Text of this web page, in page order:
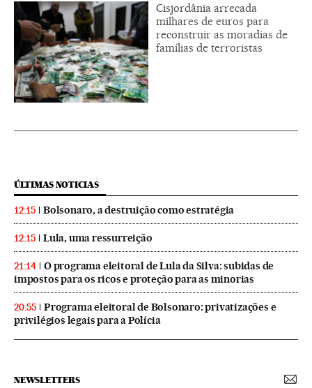
Cisjordânia arrecada
milhares de euros para
reconstruir as moradias de
famílias de terroristas
ÚLTIMAS NOTICIAS
12:15 Bolsonaro, a destruição como estratégia
12:15 Lula, uma ressurreição
21:14
O programa eleitoral de Lula da Silva: subidas de
impostos para os ricos e proteção para as minorias
20:55
Programa eleitoral de Bolsonaro: privatizações e
privilégios legais para a Polícia
NEWSLETTERS